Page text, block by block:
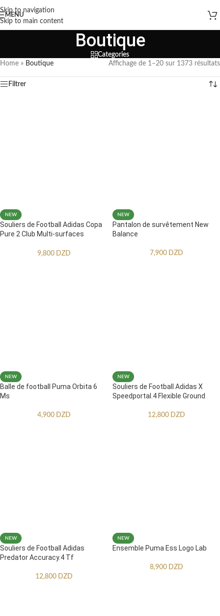
Skip to navigation
Skip to main content
MENU
Boutique
Categories
Home » Boutique Affichage de 1–20 sur 1373 résultats
Filtrer
NEW
Souliers de Football Adidas Copa
Pure 2 Club Multi-surfaces
9,800 DZD
NEW
Pantalon de survêtement New
Balance
7,900 DZD
NEW
Balle de football Puma Orbita 6
Ms
4,900 DZD
NEW
Souliers de Football Adidas X
Speedportal.4 Flexible Ground
12,800 DZD
NEW
Souliers de Football Adidas
Predator Accuracy.4 Tf
12,800 DZD
NEW
Ensemble Puma Ess Logo Lab
8,900 DZD